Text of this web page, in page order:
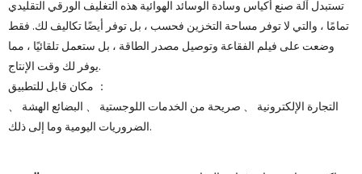
تستبدل آلة صنع أكياس وسادة الوسائد الهوائية هذه التغليف الورقي التقليدي
تمامًا ، والتي لا توفر مساحة التخزين فحسب ، بل توفر أيضًا تكاليف لك. فقط
وضعت على فيلم الفقاعة وتوصيل مصدر الطاقة ، بل ستعمل تلقائيًا ، مما
يوفر لك وقت الإنتاج.
مكان قابل للتطبيق ：
التجارة الإلكترونية 、 صريحة من الخدمات اللوجستية 、 البضائع الهشة 、
الضروريات اليومية وما إلى ذلك.